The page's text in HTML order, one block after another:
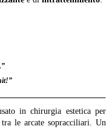
in chirurgia estetica per
le arcate sopracciliari. Un